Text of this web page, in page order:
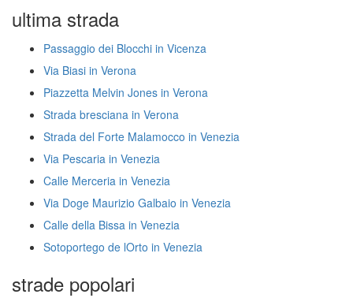
ultima strada
Passaggio dei Blocchi in Vicenza
Via Biasi in Verona
Piazzetta Melvin Jones in Verona
Strada bresciana in Verona
Strada del Forte Malamocco in Venezia
Via Pescaria in Venezia
Calle Merceria in Venezia
Via Doge Maurizio Galbaio in Venezia
Calle della Bissa in Venezia
Sotoportego de lOrto in Venezia
strade popolari